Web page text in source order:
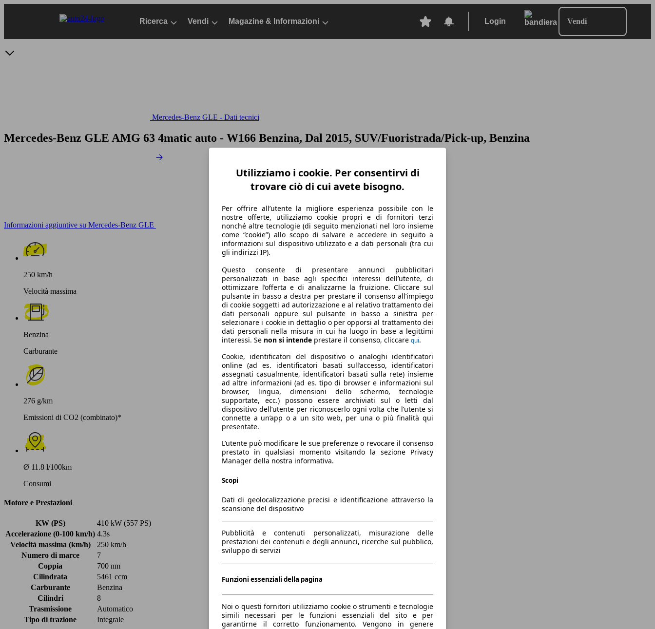
Ricerca Vendi Magazine & Informazioni Login Vendi
Mercedes-Benz GLE - Dati tecnici
Mercedes-Benz GLE AMG 63 4matic auto - W166 Benzina, Dal 2015, SUV/Fuoristrada/Pick-up, Benzina
Informazioni aggiuntive su Mercedes-Benz GLE
250 km/h
Velocità massima
Benzina
Carburante
276 g/km
Emissioni di CO2 (combinato)*
Ø 11.8 l/100km
Consumi
Motore e Prestazioni
KW (PS)
410 kW (557 PS)
Accelerazione (0-100 km/h) 4.3s
Velocità massima (km/h)
250 km/h
Numero di marce
7
Coppia
700 nm
Cilindrata
5461 ccm
Carburante
Benzina
Cilindri
8
Trasmissione
Automatico
Tipo di trazione
Integrale
Utilizziamo i cookie. Per consentirvi di
trovare ciò di cui avete bisogno.
Per offrire all’utente la migliore esperienza possibile con le
nostre offerte, utilizziamo cookie propri e di fornitori terzi
nonché altre tecnologie (di seguito menzionati nel loro insieme
come “cookie”) allo scopo di salvare e accedere in seguito a
informazioni sul dispositivo utilizzato e a dati personali (tra cui
gli indirizzi IP).
Questo consente di presentare annunci pubblicitari
personalizzati in base agli specifici interessi dell’utente, di
ottimizzare l’offerta e di analizzarne la fruizione. Cliccare sul
pulsante in basso a destra per prestare il consenso all’impiego
di cookie soggetti ad autorizzazione e al relativo trattamento dei
dati personali oppure sul pulsante in basso a sinistra per
selezionare i cookie in dettaglio o per opporsi al trattamento dei
dati personali nella misura in cui ha luogo in base a legittimi
interessi. Se non si intende prestare il consenso, cliccare qui.
Cookie, identificatori del dispositivo o analoghi identificatori
online (ad es. identificatori basati sull’accesso, identificatori
assegnati casualmente, identificatori basati sulla rete) insieme
ad altre informazioni (ad es. tipo di browser e informazioni sul
browser, lingua, dimensioni dello schermo, tecnologie
supportate, ecc.) possono essere archiviati sul o letti dal
dispositivo dell’utente per riconoscerlo ogni volta che l’utente si
connette a un’app o a un sito web, per una o più finalità qui
presentate.
L’utente può modificare le sue preferenze o revocare il consenso
prestato in qualsiasi momento visitando la sezione Privacy
Manager della nostra informativa.
Scopi
Dati di geolocalizzazione precisi e identificazione attraverso la
scansione del dispositivo
Pubblicità e contenuti personalizzati, misurazione delle
prestazioni dei contenuti e degli annunci, ricerche sul pubblico,
sviluppo di servizi
Funzioni essenziali della pagina
Noi o questi fornitori utilizziamo cookie o strumenti e tecnologie
simili necessari per le funzioni essenziali del sito e per
garantirne il corretto funzionamento. Vengono in genere